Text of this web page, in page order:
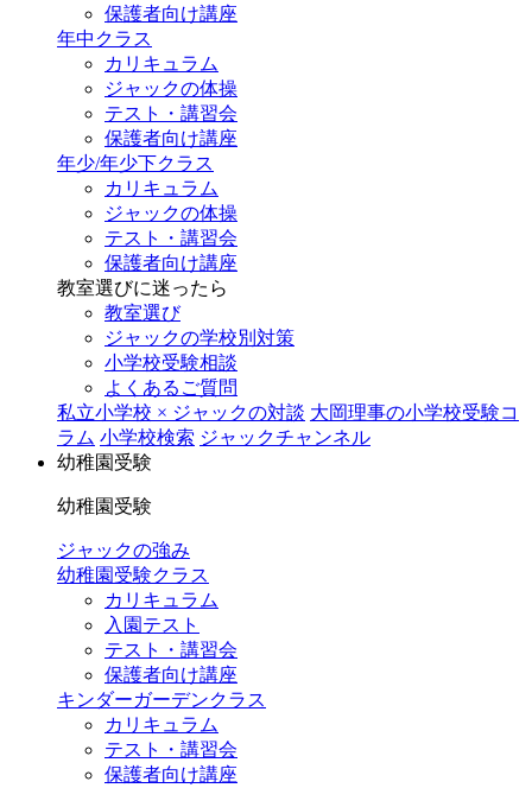
保護者向け講座
年中クラス
カリキュラム
ジャックの体操
テスト・講習会
保護者向け講座
年少/年少下クラス
カリキュラム
ジャックの体操
テスト・講習会
保護者向け講座
教室選びに迷ったら
教室選び
ジャックの学校別対策
小学校受験相談
よくあるご質問
私立小学校 × ジャックの対談 大岡理事の小学校受験コ
ラム 小学校検索 ジャックチャンネル
幼稚園受験
幼稚園受験
ジャックの強み
幼稚園受験クラス
カリキュラム
入園テスト
テスト・講習会
保護者向け講座
キンダーガーデンクラス
カリキュラム
テスト・講習会
保護者向け講座